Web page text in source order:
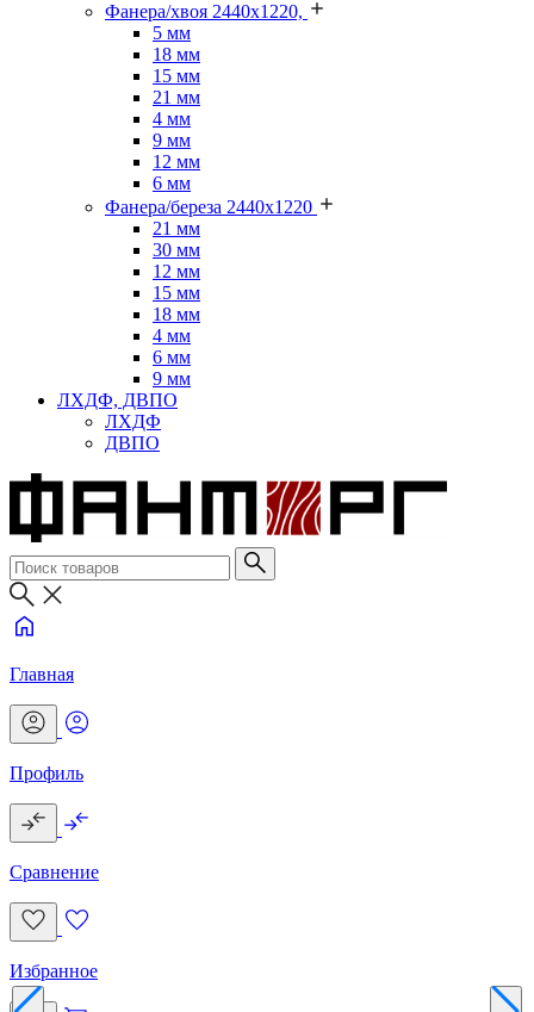
Фанера/хвоя 2440х1220,
5 мм
18 мм
15 мм
21 мм
4 мм
9 мм
12 мм
6 мм
Фанера/береза 2440х1220
21 мм
30 мм
12 мм
15 мм
18 мм
4 мм
6 мм
9 мм
ЛХДФ, ДВПО
ЛХДФ
ДВПО
Главная
Профиль
Сравнение
Избранное